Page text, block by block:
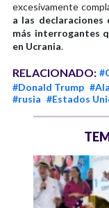
excesivamente
a las declaraciones
más interrogantes
en Ucrania.
RELACIONADO:
#Donald Trump
#rusia #Estados